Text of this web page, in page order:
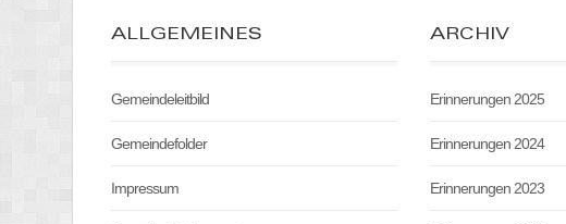
ALLGEMEINES
Gemeindeleitbild
Gemeindefolder
Impressum
ARCHIV
Erinnerungen 2025
Erinnerungen 2024
Erinnerungen 2023